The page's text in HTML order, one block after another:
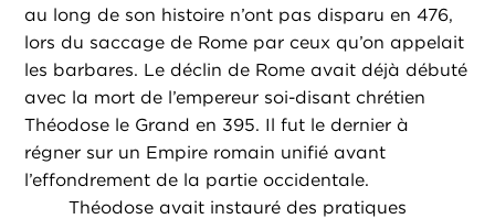
au long de son histoire n’ont pas disparu en 476,
lors du saccage de Rome par ceux qu’on appelait
les barbares. Le déclin de Rome avait déjà débuté
avec la mort de l’empereur soi-disant chrétien
Théodose le Grand en 395. Il fut le dernier à
régner sur un Empire romain unifié avant
l’effondrement de la partie occidentale.
Théodose avait instauré des pratiques